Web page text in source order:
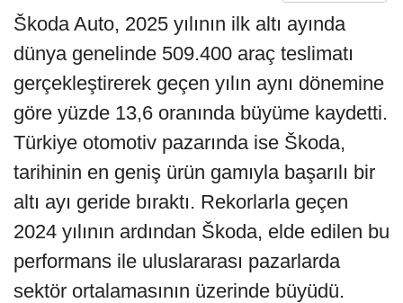
Škoda Auto, 2025 yılının ilk altı ayında
dünya genelinde 509.400 araç teslimatı
gerçekleştirerek geçen yılın aynı dönemine
göre yüzde 13,6 oranında büyüme kaydetti.
Türkiye otomotiv pazarında ise Škoda,
tarihinin en geniş ürün gamıyla başarılı bir
altı ayı geride bıraktı. Rekorlarla geçen
2024 yılının ardından Škoda, elde edilen bu
performans ile uluslararası pazarlarda
sektör ortalamasının üzerinde büyüdü.